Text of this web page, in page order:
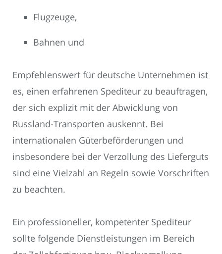
Flugzeuge,
Bahnen und
Empfehlenswert für deutsche Unternehmen ist
es, einen erfahrenen Spediteur zu beauftragen,
der sich explizit mit der Abwicklung von
Russland-Transporten auskennt. Bei
internationalen Güterbeförderungen und
insbesondere bei der Verzollung des Lieferguts
sind eine Vielzahl an Regeln sowie Vorschriften
zu beachten.
Ein professioneller, kompetenter Spediteur
sollte folgende Dienstleistungen im Bereich